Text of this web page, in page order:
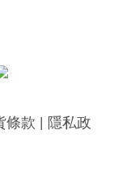
條款
隱私政